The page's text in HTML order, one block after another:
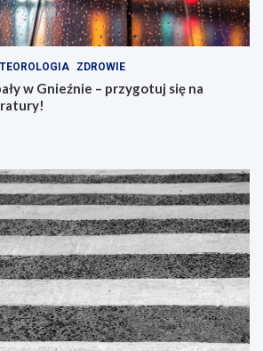
ZDROWIE
w Gnieźnie – przygotuj się na